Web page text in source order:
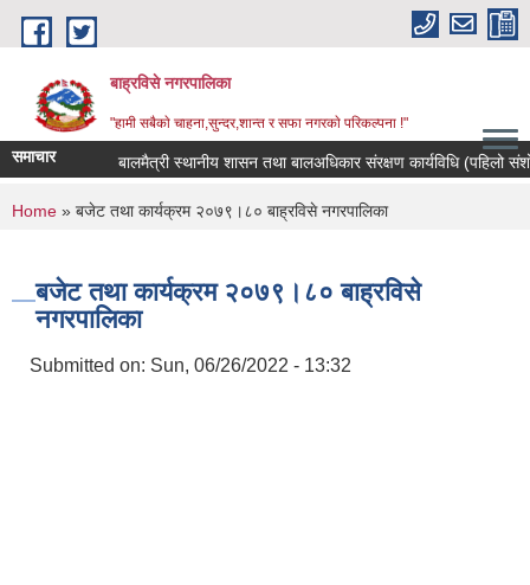
Skip to main content
बाह्रविसे नगरपालिका
"हामी सबैकाे चाहना,सुन्दर,शान्त र सफा नगरकाे परिकल्पना !"
समाचार बालमैत्री स्थानीय शासन तथा बालअधिकार संरक्षण कार्यविधि (पहिलो
You are here
Home » बजेट तथा कार्यक्रम २०७९।८० बाह्रविसे नगरपालिका
बजेट तथा कार्यक्रम २०७९।८० बाह्रविसे
नगरपालिका
Submitted on: Sun, 06/26/2022 - 13:32